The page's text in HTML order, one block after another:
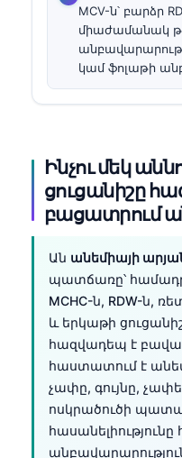
MCV-ն՝ բարձր
միաժամանակ
կամ ֆոլաթի
Ինչու մեկ
ցուցանիշը
բացատրում
Ան անեմիայի
պատճառը՝
MCHC-ն, RDW-ն,
և երկաթի
հազվադեպ է
հաստատում է
չափը, գույնը,
ոսկրածուծի
հասանելիությունը